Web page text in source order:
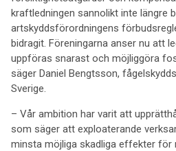
kraftledningen sannolikt inte längre
artskyddsförordningens
bidragit. Föreningarna anser nu att
uppföras snarast och möjliggöra
säger Daniel Bengtsson,
Sverige.
– Vår ambition har varit att
som säger att exploaterande
minsta möjliga skadliga effekter för